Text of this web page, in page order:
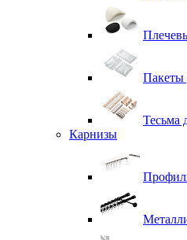
Пакеты
Тесьма
Карнизы